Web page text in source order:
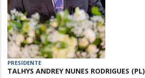
PRESIDENTE
TALHYS ANDREY NUNES RODRIGUES (PL)